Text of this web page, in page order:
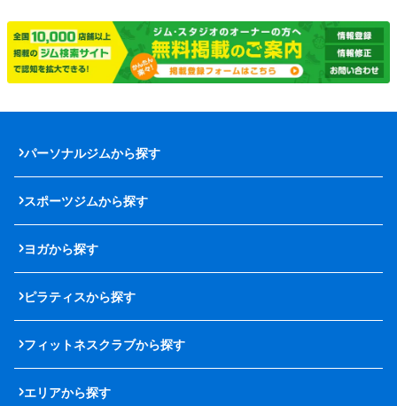
パーソナルジムから探す
スポーツジムから探す
ヨガから探す
ピラティスから探す
フィットネスクラブから探す
エリアから探す